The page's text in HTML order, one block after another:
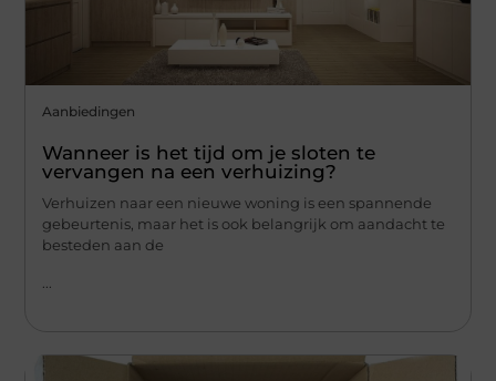
Aanbiedingen
Wanneer is het tijd om je sloten te
vervangen na een verhuizing?
Verhuizen naar een nieuwe woning is een spannende
gebeurtenis, maar het is ook belangrijk om aandacht te
besteden aan de